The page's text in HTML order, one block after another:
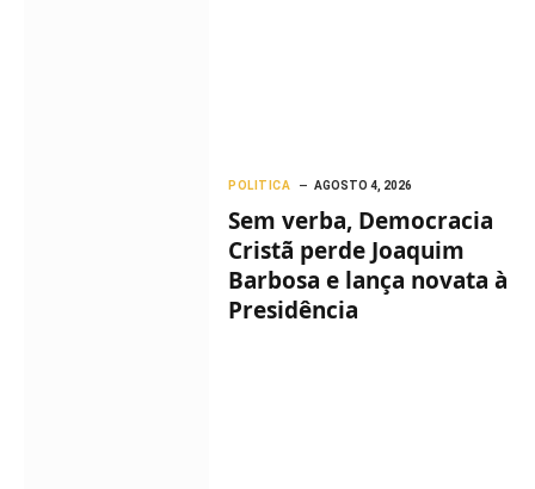
POLITICA AGOSTO 4, 2026
Sem verba, Democracia
Cristã perde Joaquim
Barbosa e lança novata à
Presidência